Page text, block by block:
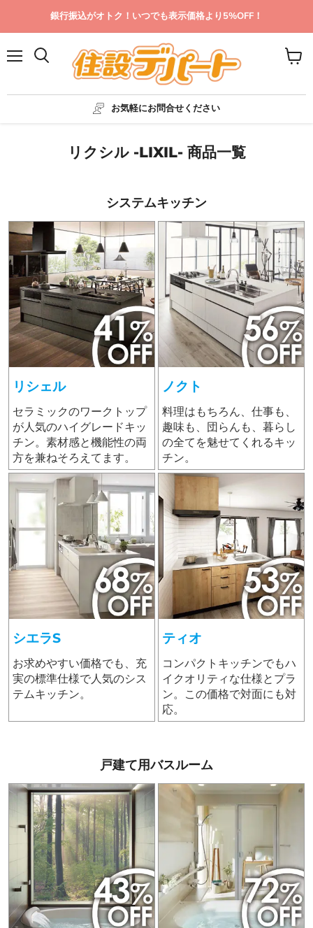
銀行振込がオトク！いつでも表示価格より5%OFF！
お気軽にお問合せください
カ
ト
リクシル -LIXIL- 商品一覧
システムキッチン
リシェル
セラミックのワークトップ
が人気のハイグレードキッ
チン。素材感と機能性の両
方を兼ねそろえてます。
ノクト
料理はもちろん、仕事も、
趣味も、団らんも、暮らし
の全てを魅せてくれるキッ
チン。
シエラS
お求めやすい価格でも、充
実の標準仕様で人気のシス
テムキッチン。
ティオ
コンパクトキッチンでもハ
イクオリティな仕様とプラ
ン。この価格で対面にも対
応。
戸建て用バスルーム